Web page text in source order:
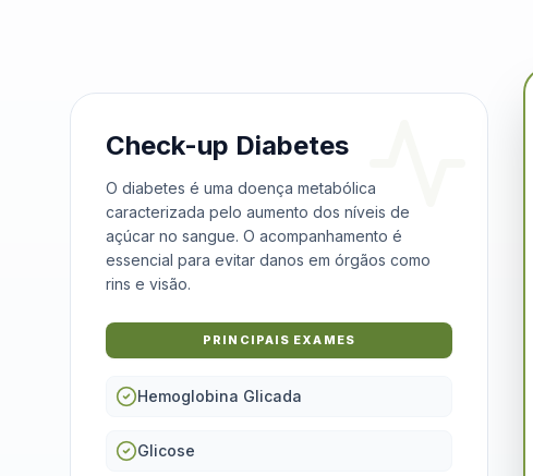
Check-up Diabetes
O diabetes é uma doença metabólica
caracterizada pelo aumento dos níveis de
açúcar no sangue. O acompanhamento é
essencial para evitar danos em órgãos como
rins e visão.
PRINCIPAIS EXAMES
Hemoglobina Glicada
Glicose